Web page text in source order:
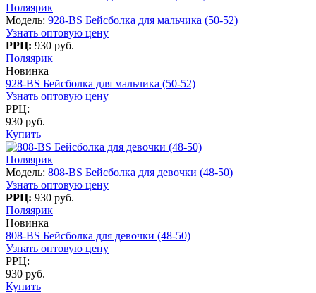
Поляярик
Модель: 928-BS Бейсболка для мальчика (50-52)
Узнать оптовую цену
РРЦ: 930 руб.
Поляярик
Новинка
928-BS Бейсболка для мальчика (50-52)
Узнать оптовую цену
РРЦ:
930 руб.
Купить
Поляярик
Модель: 808-BS Бейсболка для девочки (48-50)
Узнать оптовую цену
РРЦ: 930 руб.
Поляярик
Новинка
808-BS Бейсболка для девочки (48-50)
Узнать оптовую цену
РРЦ:
930 руб.
Купить